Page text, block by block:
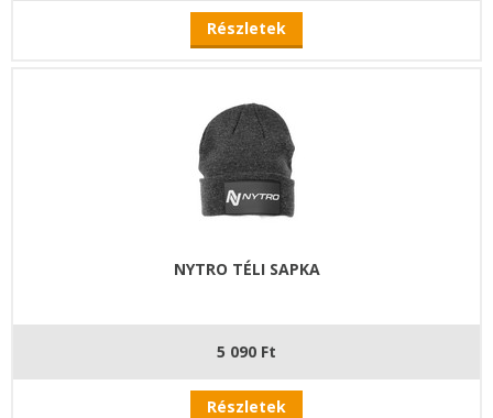
Részletek
NYTRO TÉLI SAPKA
5 090 Ft
Részletek